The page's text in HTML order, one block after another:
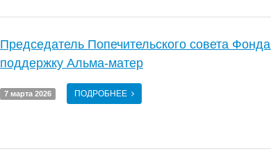
Председатель Попечительского совета
поддержку Альма-матер
7 марта 2026 ПОДРОБНЕЕ